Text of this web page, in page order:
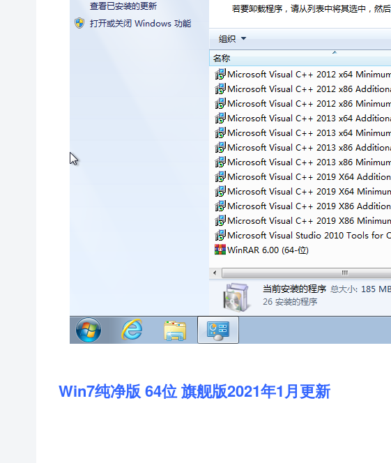
Win7纯净版 64位 旗舰版2021年1月更新